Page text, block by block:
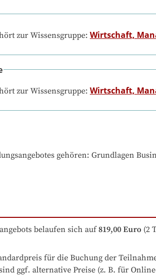
zur Wissensgruppe: Wirtschaft,
zur Wissensgruppe: Wirtschaft,
gehören: Grundlagen
belaufen sich auf819,00 Euro (2
für die Buchung der
ggf. alternative Preise (z. B. für